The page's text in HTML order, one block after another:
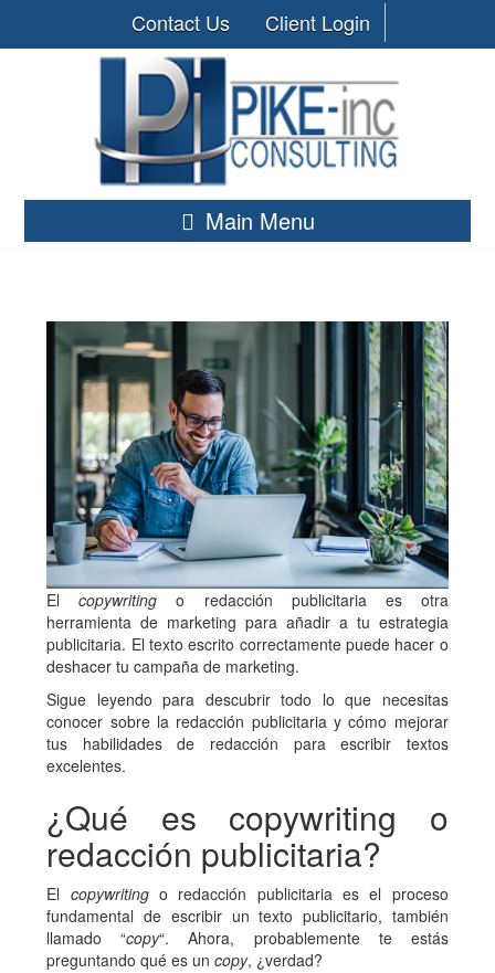
Contact Us Client Login
Main Menu
Elcopywriting o redacción publicitaria es otra
herramienta de marketing para añadir a tu estrategia
publicitaria. El texto escrito correctamente puede hacer o
deshacer tu campaña de marketing.
Sigue leyendo para descubrir todo lo que necesitas
conocer sobre la redacción publicitaria y cómo mejorar
tus habilidades de redacción para escribir textos
excelentes.
¿Qué es copywriting o
redacción publicitaria?
El copywritingo redacción publicitaria es el proceso
fundamental de escribir un texto publicitario, también
llamado “copy“. Ahora, probablemente te estás
preguntando qué es uncopy, ¿verdad?